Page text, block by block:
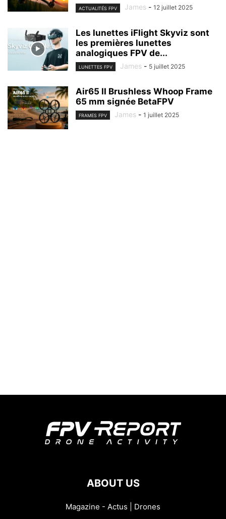
ACTUALITÉS FPV James - 12 juillet 2025
Les lunettes iFlight Skyviz sont
les premières lunettes
analogiques FPV de...
LUNETTES FPV James - 5 juillet 2025
Air65 II Brushless Whoop Frame
65 mm signée BetaFPV
FRAMES FPV James - 1 juillet 2025
ABOUT US
Magazine - Actus | Drones